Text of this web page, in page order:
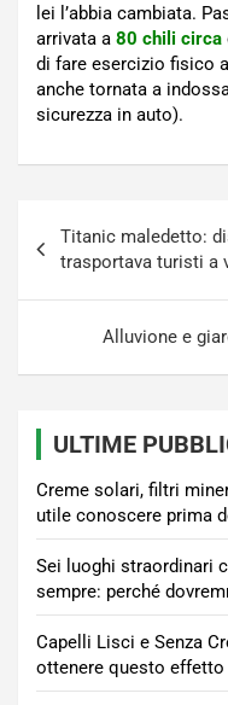
lei l’abbia cambiata.
arrivata a 80 chili circa
di fare esercizio fisico
anche tornata a
sicurezza in auto).
articoli
Titanic maledetto:
trasportava turisti a
Alluvione e
ULTIME
Creme solari, filtri
utile conoscere prima
Sei luoghi straordinari
sempre: perché
Capelli Lisci e Senza
ottenere questo effetto